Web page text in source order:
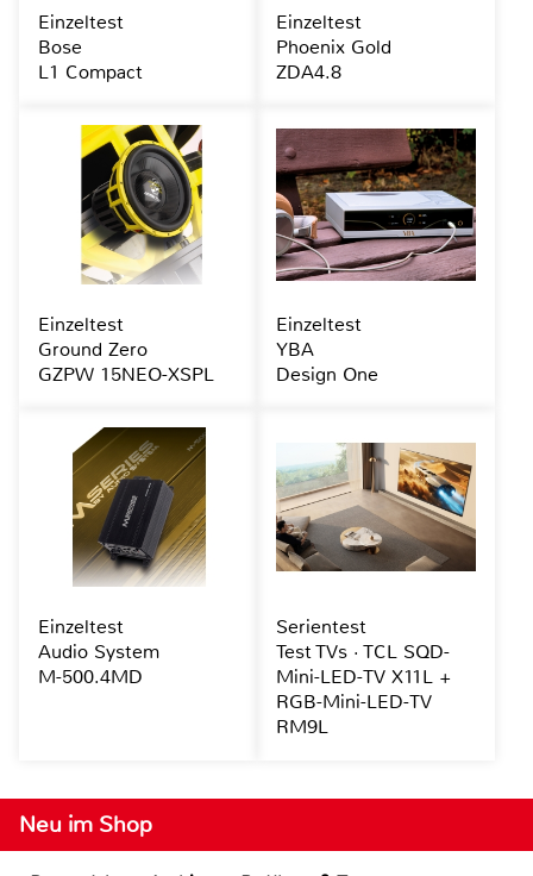
Neu im Shop
Einzeltest
Bose
L1 Compact
Einzeltest
Phoenix Gold
ZDA4.8
Einzeltest
Ground Zero
GZPW 15NEO-XSPL
Einzeltest
YBA
Design One
Einzeltest
Audio System
M-500.4MD
Serientest
Test TVs · TCL SQD-
Mini-LED-TV X11L +
RGB-Mini-LED-TV
RM9L